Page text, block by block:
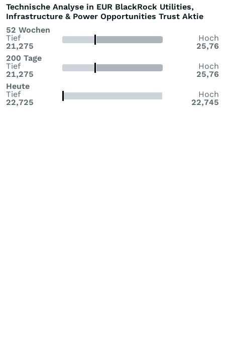
Technische Analyse in EUR BlackRock Utilities,
Infrastructure & Power Opportunities Trust Aktie
52 Wochen
Tief
21,275
Hoch
25,76
200 Tage
Tief
21,275
Hoch
25,76
Heute
Tief
22,725
Hoch
22,745